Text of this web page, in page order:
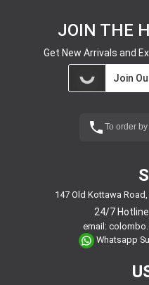
JOIN THE
Get New Arrivals and
Join
To order by
147 Old Kottawa
24/7
email:
Whatsapp